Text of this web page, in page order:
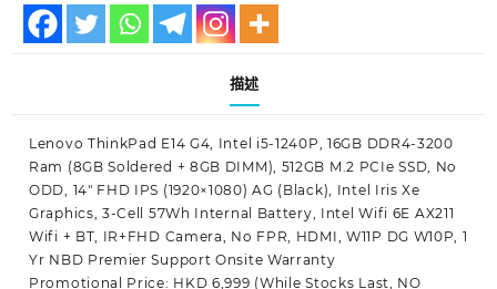
描述
Lenovo ThinkPad E14 G4, Intel i5-1240P, 16GB DDR4-3200
Ram (8GB Soldered + 8GB DIMM), 512GB M.2 PCIe SSD, No
ODD, 14″ FHD IPS (1920×1080) AG (Black), Intel Iris Xe
Graphics, 3-Cell 57Wh Internal Battery, Intel Wifi 6E AX211
Wifi + BT, IR+FHD Camera, No FPR, HDMI, W11P DG W10P, 1
Yr NBD Premier Support Onsite Warranty
Promotional Price: HKD 6,999 (While Stocks Last, NO